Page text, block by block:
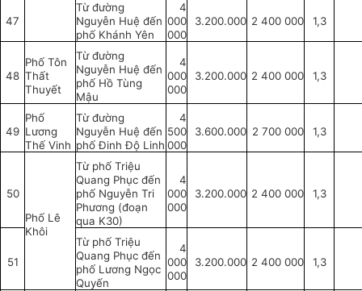
47
Từ đường
Nguyễn Huệ đến
phố Khánh Yên
4
000
000
3.200.000 2 400 000 1,3
48
Phố Tôn
Thất
Thuyết
Từ đường
Nguyễn Huệ đến
phố Hồ Tùng
Mậu
4
000
000
3.200.000 2 400 000 1,3
49
Phố
Lương
Thế Vinh
Từ đường
Nguyễn Huệ đến
phố Đinh Độ Linh
4
500
000
3.600.000 2 700 000 1,3
50
Phố Lê
Khôi
Từ phố Triệu
Quang Phục đến
phố Nguyễn Tri
Phương (đoạn
qua K30)
4
000
000
3.200.000 2 400 000 1,3
51
Từ phố Triệu
Quang Phục đến
phố Lương Ngọc
Quyến
4
000
000
3.200.000 2 400 000 1,3